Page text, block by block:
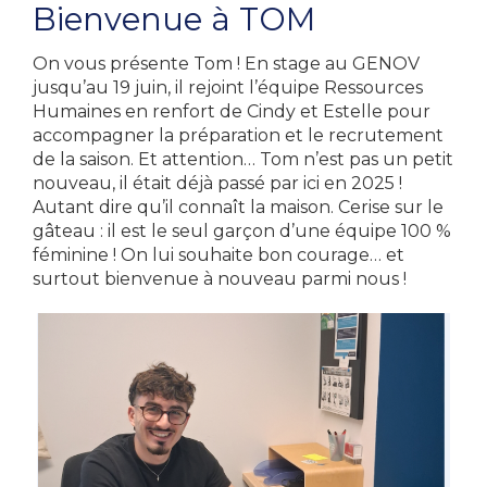
Bienvenue à TOM
On vous présente Tom ! En stage au GENOV
jusqu’au 19 juin, il rejoint l’équipe Ressources
Humaines en renfort de Cindy et Estelle pour
accompagner la préparation et le recrutement
de la saison. Et attention… Tom n’est pas un petit
nouveau, il était déjà passé par ici en 2025 !
Autant dire qu’il connaît la maison. Cerise sur le
gâteau : il est le seul garçon d’une équipe 100 %
féminine ! On lui souhaite bon courage… et
surtout bienvenue à nouveau parmi nous !